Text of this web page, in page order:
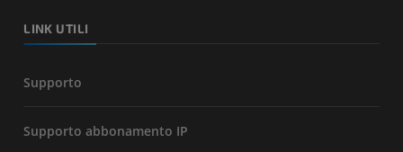
LINK UTILI
Supporto
Supporto abbonamento IP